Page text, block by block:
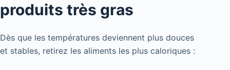
produits très gras
Dès que les températures deviennent plus douces
et stables, retirez les aliments les plus caloriques :